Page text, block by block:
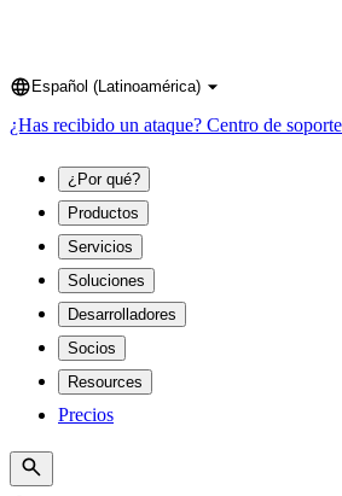
Language
Español (Latinoamérica)
¿Has recibido un ataque? Centro de soporte
¿Por qué?
Productos
Servicios
Soluciones
Desarrolladores
Socios
Resources
Precios